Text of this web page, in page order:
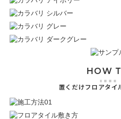
HOW
置くだけフロアタイ